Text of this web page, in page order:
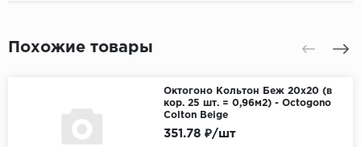
Похожие товары
Октогоно Кольтон Беж 20х20 (в
кор. 25 шт. = 0,96м2) - Octogono
Colton Beige
351.78 ₽/шт